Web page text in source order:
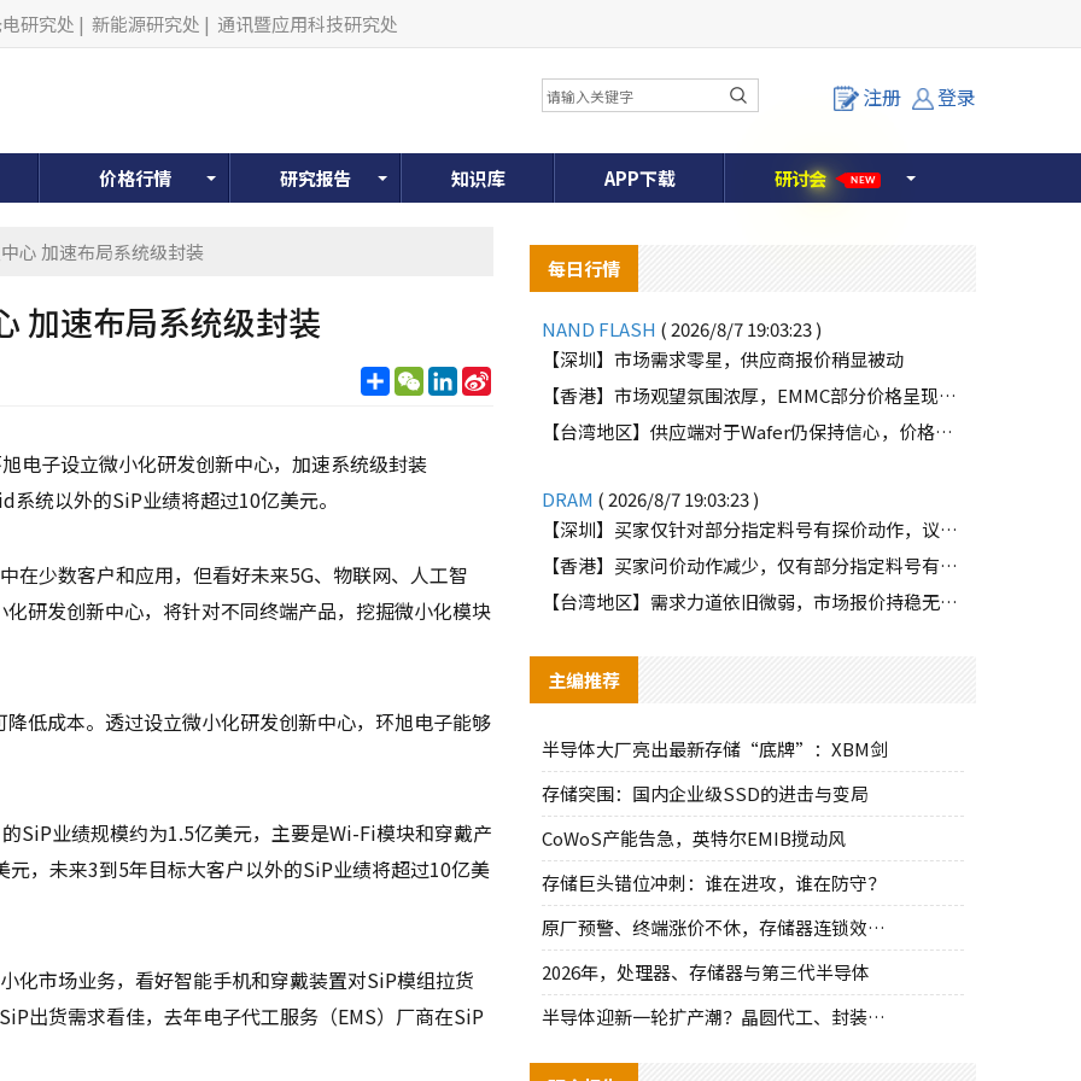
研究处 | 新能源研究处 | 通讯暨应用科技研究处
注册 登录
价格行情 研究报告 知识库 APP下载 研讨会 NEW
心 加速布局系统级封装
加速布局系统级封装
分
享
WeChatLinkedIn
Sina
Weibo
电子设立微小化研发创新中心，加速系统级封装
统以外的SiP业绩将超过10亿美元。
在少数客户和应用，但看好未来5G、物联网、人工智
研发创新中心，将针对不同终端产品，挖掘微小化模块
低成本。透过设立微小化研发创新中心，环旭电子能够
SiP业绩规模约为1.5亿美元，主要是Wi-Fi模块和穿戴产
，未来3到5年目标大客户以外的SiP业绩将超过10亿美
化市场业务，看好智能手机和穿戴装置对SiP模组拉货
出货需求看佳，去年电子代工服务（EMS）厂商在SiP
每日行情
NAND FLASH ( 2026/8/7 19:03:23 )
【深圳】市场需求零星，供应商报价稍显被动
【香港】市场观望氛围浓厚，EMMC部分价格呈现下滑趋势
【台湾地区】供应端对于Wafer仍保持信心，价格微幅上扬且惜售态度不变
DRAM ( 2026/8/7 19:03:23 )
【深圳】买家仅针对部分指定料号有探价动作，议价动作有所减少
【香港】买家问价动作减少，仅有部分指定料号有零星询单动作
【台湾地区】需求力道依旧微弱，市场报价持稳无明显波动
主编推荐
半导体大厂亮出最新存储“底牌”：XBM剑
存储突围：国内企业级SSD的进击与变局
CoWoS产能告急，英特尔EMIB搅动风
存储巨头错位冲刺：谁在进攻，谁在防守？
原厂预警、终端涨价不休，存储器连锁效应持
2026年，处理器、存储器与第三代半导体
半导体迎新一轮扩产潮？晶圆代工、封装、光